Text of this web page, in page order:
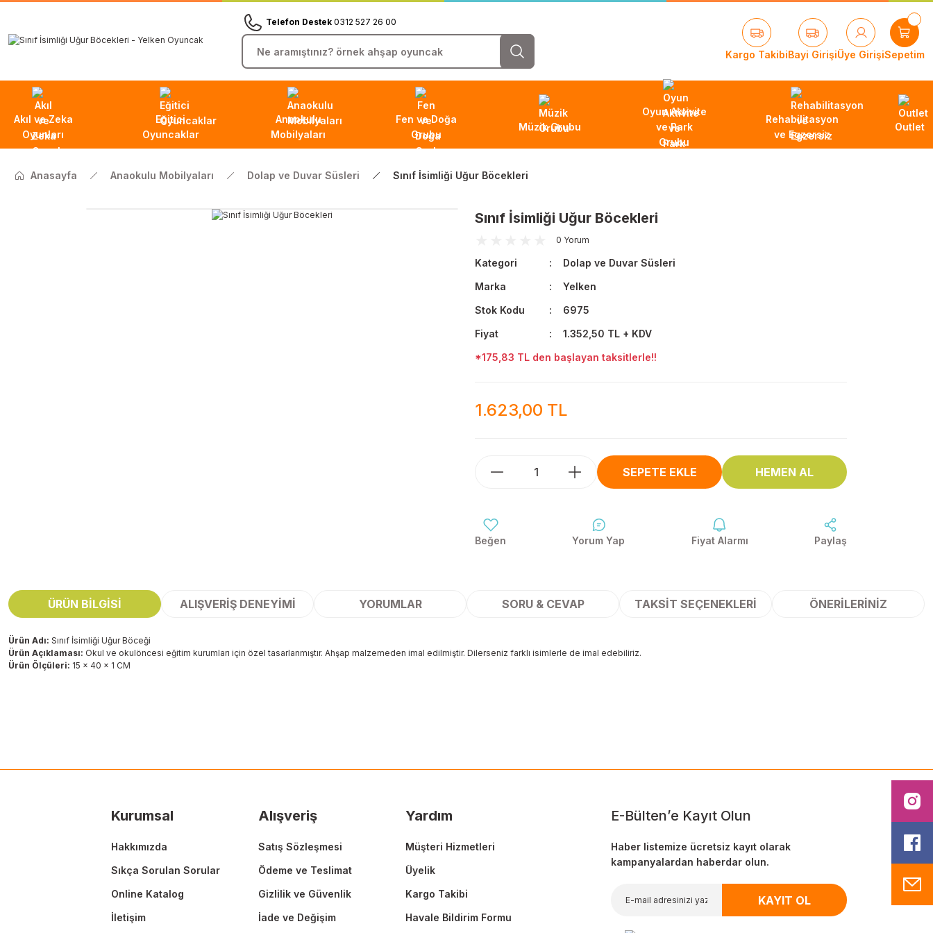
Telefon Destek 0312 527 26 00
Kargo TakibiBayi GirişiÜye GirişiSepetim
Akıl ve Zeka
Oyunları
Eğitici
Oyuncaklar
Anaokulu
Mobilyaları
Fen ve Doğa
Grubu
Müzik Grubu
Oyun Aktivite
ve Park
Grubu
Rehabilitasyon
ve Egzersiz
Outlet
Anasayfa Anaokulu Mobilyaları Dolap ve Duvar Süsleri Sınıf İsimliği Uğur Böcekleri
Sınıf İsimliği Uğur Böcekleri
0 Yorum
Kategori
Dolap ve Duvar Süsleri
Marka
Yelken
Stok Kodu
6975
Fiyat
1.352,50 TL + KDV
*175,83 TL den başlayan taksitlerle!!
1.623,00 TL
SEPETE EKLE HEMEN AL
Yorum Yap Fiyat Alarmı Paylaş
ÜRÜN BILGISI ALIŞVERIŞ DENEYIMI YORUMLAR SORU & CEVAP TAKSIT SEÇENEKLERI ÖNERILERINIZ
Ürün Adı: Sınıf İsimliği Uğur Böceği
Ürün Açıklaması: Okul ve okulöncesi eğitim kurumları için özel tasarlanmıştır. Ahşap malzemeden imal edilmiştir. Dilerseniz farklı isimlerle de imal edebiliriz.
Ürün Ölçüleri: 15 x 40 x 1 CM
Bu ürüne benzer farklı alternatifler olmalı.
Gönder
Kurumsal
Hakkımızda
Sıkça Sorulan Sorular
Online Katalog
İletişim
Alışveriş
Satış Sözleşmesi
Ödeme ve Teslimat
Gizlilik ve Güvenlik
İade ve Değişim
Yardım
Müşteri Hizmetleri
Üyelik
Kargo Takibi
Havale Bildirim Formu
E-Bülten’e Kayıt Olun
Haber listemize ücretsiz kayıt olarak
kampanyalardan haberdar olun.
KAYIT OL